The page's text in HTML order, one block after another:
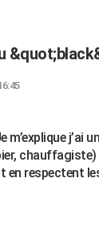
m’explique j’ai
chauffagiste)
en respectent